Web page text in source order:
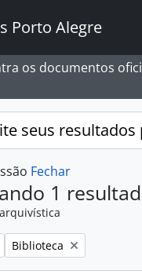
Porto Alegre
os documentos
seus resultados
Fechar
1
Remover filtro:
Biblioteca